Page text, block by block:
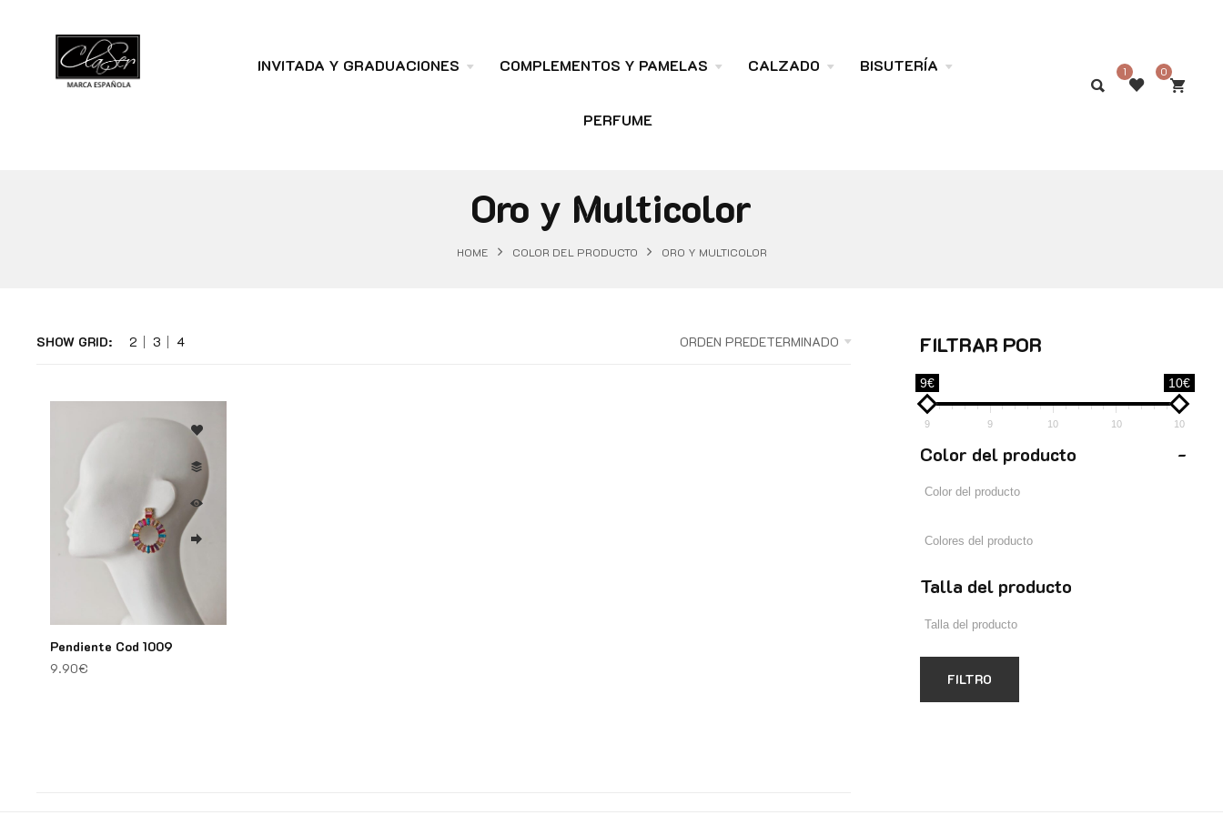
INVITADA Y GRADUACIONES COMPLEMENTOS Y PAMELAS CALZADO BISUTERÍA
PERFUME
1 0
Oro y Multicolor
HOME COLOR DEL PRODUCTO ORO Y MULTICOLOR
SHOW GRID: 2 3 4 ORDEN PREDETERMINADO
Pendiente Cod 1009
9.90€
FILTRAR POR
9€ 10€
9 9 10 10 10
Color del producto -
Talla del producto
FILTRO